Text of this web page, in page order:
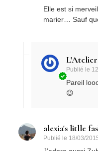
Elle est si
marier… Sauf
Publié le
Pareil
😉
alexia's litlle
Publié le 18/03/